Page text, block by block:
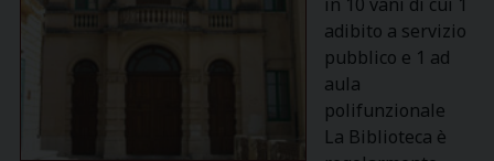
adibito a servizio
pubblico e 1 ad
aula
polifunzionale
La Biblioteca è